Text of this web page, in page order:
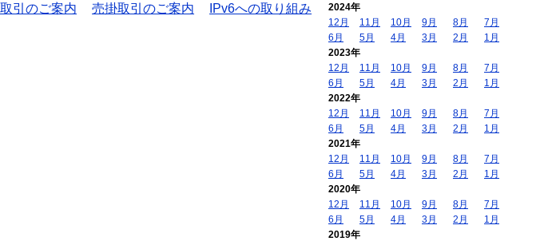
引のご案内 売掛取引のご案内
IPv6への取り組み
2024年
12月
11月 10月 9月 8月
7月
6月
5月 4月 3月 2月
1月
2023年
12月
11月 10月 9月 8月
7月
6月
5月 4月 3月 2月
1月
2022年
12月
11月 10月 9月 8月
7月
6月
5月 4月 3月 2月
1月
2021年
12月
11月 10月 9月 8月
7月
6月
5月 4月 3月 2月
1月
2020年
12月
11月 10月 9月 8月
7月
6月
5月 4月 3月 2月
1月
2019年